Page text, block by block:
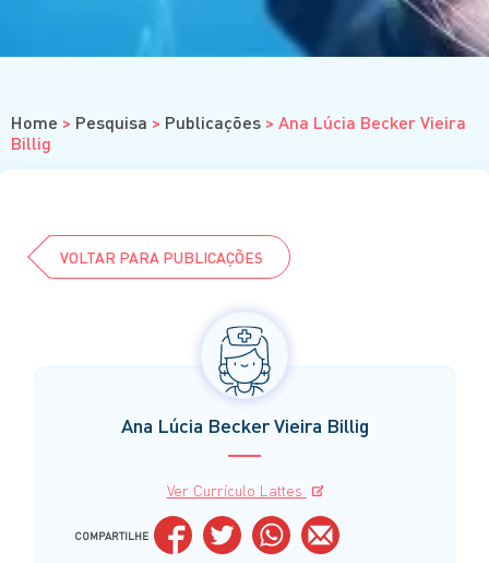
Home > Pesquisa > Publicações > Ana Lúcia Becker Vieira
Billig
VOLTAR PARA PUBLICAÇÕES
Ana Lúcia Becker Vieira Billig
Ver Currículo Lattes
COMPARTILHE